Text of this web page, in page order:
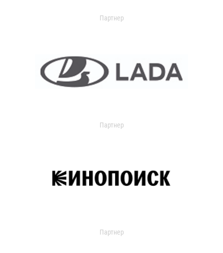
Партнер
Партнер
Партнер